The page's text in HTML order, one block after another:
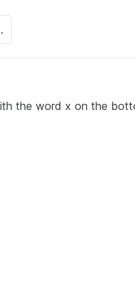
the word x on the